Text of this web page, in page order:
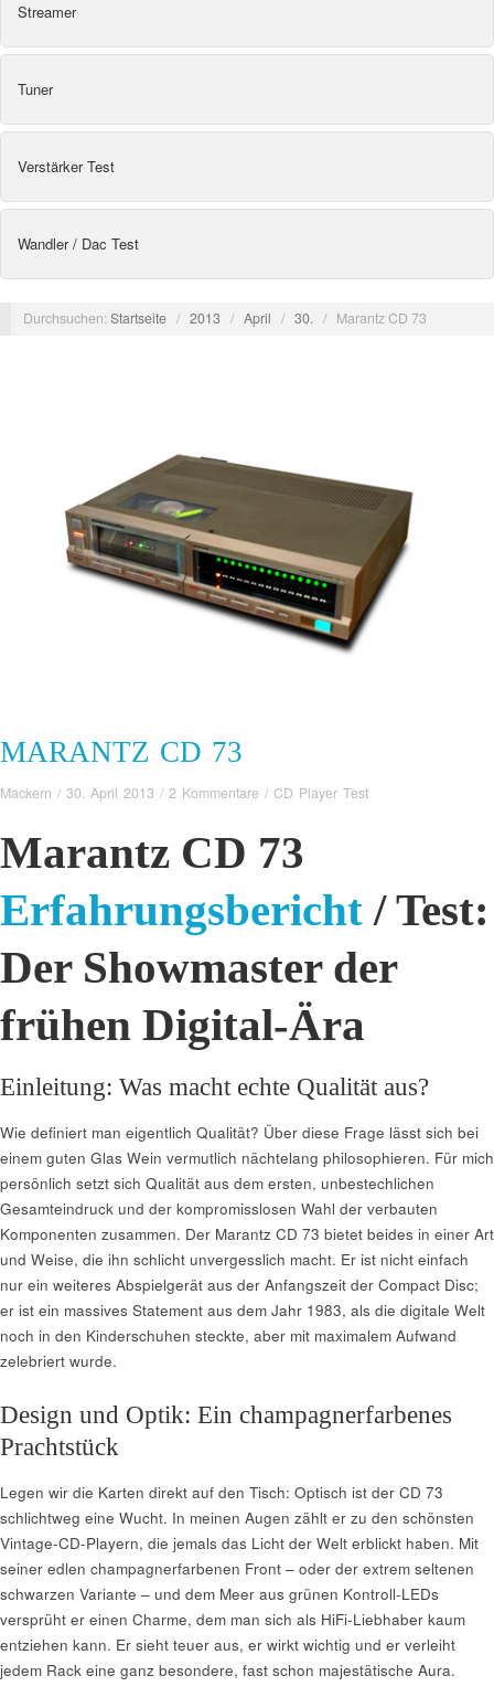
Streamer
Tuner
Verstärker Test
Wandler / Dac Test
Durchsuchen:Startseite / 2013 / April / 30. / Marantz CD 73
MARANTZ CD 73
Mackern / 30. April 2013 / 2 Kommentare / CD Player Test
Marantz CD 73
Erfahrungsbericht / Test:
Der Showmaster der
frühen Digital-Ära
Einleitung: Was macht echte Qualität aus?
Wie definiert man eigentlich Qualität? Über diese Frage lässt sich bei
einem guten Glas Wein vermutlich nächtelang philosophieren. Für mich
persönlich setzt sich Qualität aus dem ersten, unbestechlichen
Gesamteindruck und der kompromisslosen Wahl der verbauten
Komponenten zusammen. Der Marantz CD 73 bietet beides in einer Art
und Weise, die ihn schlicht unvergesslich macht. Er ist nicht einfach
nur ein weiteres Abspielgerät aus der Anfangszeit der Compact Disc;
er ist ein massives Statement aus dem Jahr 1983, als die digitale Welt
noch in den Kinderschuhen steckte, aber mit maximalem Aufwand
zelebriert wurde.
Design und Optik: Ein champagnerfarbenes
Prachtstück
Legen wir die Karten direkt auf den Tisch: Optisch ist der CD 73
schlichtweg eine Wucht. In meinen Augen zählt er zu den schönsten
Vintage-CD-Playern, die jemals das Licht der Welt erblickt haben. Mit
seiner edlen champagnerfarbenen Front – oder der extrem seltenen
schwarzen Variante – und dem Meer aus grünen Kontroll-LEDs
versprüht er einen Charme, dem man sich als HiFi-Liebhaber kaum
entziehen kann. Er sieht teuer aus, er wirkt wichtig und er verleiht
jedem Rack eine ganz besondere, fast schon majestätische Aura.